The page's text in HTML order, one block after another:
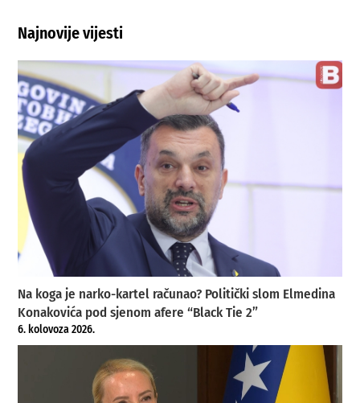
Najnovije vijesti
Na koga je narko-kartel računao? Politički slom Elmedina
Konakovića pod sjenom afere “Black Tie 2”
6. kolovoza 2026.